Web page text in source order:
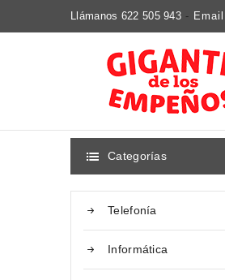
Llámanos 622 505 943 -
 Categorías
Telefonía
Informática